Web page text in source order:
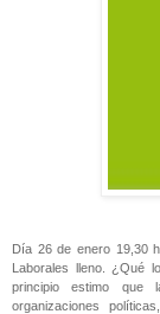
Día 26 de enero 19,30
Laborales lleno. ¿Qué
principio estimo que
organizaciones